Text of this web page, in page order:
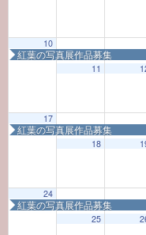
10
紅葉の写真展作品募集
11
17
紅葉の写真展作品募集
18
24
紅葉の写真展作品募集
25